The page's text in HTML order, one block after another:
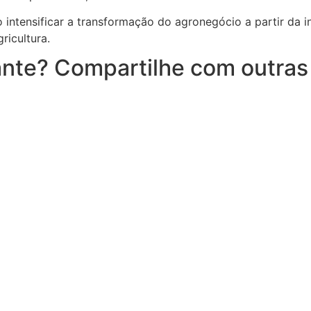
a transformação do agronegócio a partir da
Compartilhe com